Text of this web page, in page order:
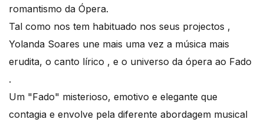
romantismo da Ópera.
Tal como nos tem habituado nos seus projectos ,
Yolanda Soares une mais uma vez a música mais
erudita, o canto lírico , e o universo da ópera ao Fado
.
Um "Fado" misterioso, emotivo e elegante que
contagia e envolve pela diferente abordagem musical